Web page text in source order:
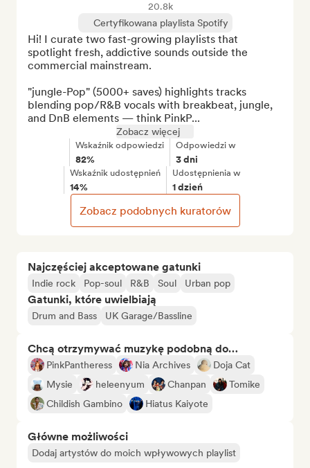
Najczęściej akceptowane gatunki
Indie rock Pop-soul R&B Soul Urban pop
Gatunki, które uwielbiają
Drum and Bass UK Garage/Bassline
Chcą otrzymywać muzykę podobną do…
PinkPantheress Nia Archives
Doja Cat
Mysie
heleenyum Chanpan
Tomike
Childish Gambino
Hiatus Kaiyote
Główne możliwości
Dodaj artystów do moich wpływowych playlist
20.8k
Certyfikowana playlista Spotify
Hi! I curate two fast-growing playlists that
spotlight fresh, addictive sounds outside the
commercial mainstream.
"jungle-Pop" (5000+ saves) highlights tracks
blending pop/R&B vocals with breakbeat, jungle,
and DnB elements — think PinkP...
Zobacz więcej
Wskaźnik odpowiedzi
82%
Odpowiedzi w
3 dni
Wskaźnik udostępnień
14%
Udostępnienia w
1 dzień
Zobacz podobnych kuratorów